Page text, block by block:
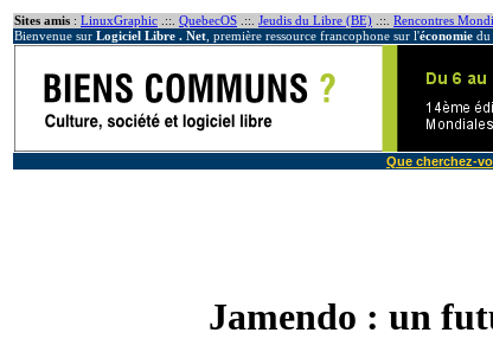
Sites amis : LinuxGraphic .::. QuebecOS .::. Jeudis du Libre (BE) .::. Rencontres
Bienvenue sur Logiciel Libre . Net , première ressource francophone sur l'économie du
Que cherchez-
Jamendo : un